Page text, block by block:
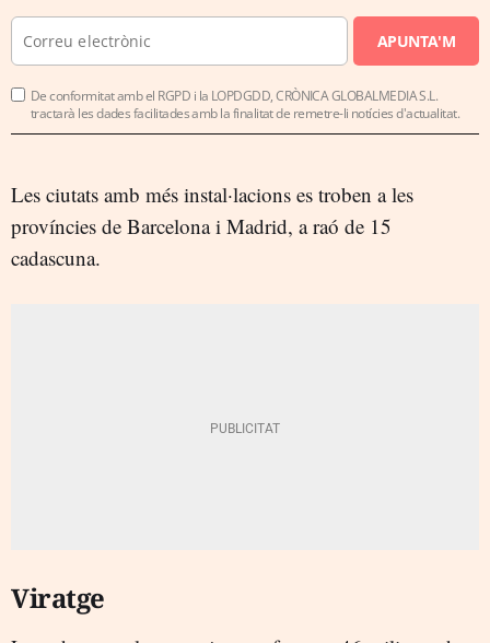
APUNTA'M
De conformitat amb el RGPD i la LOPDGDD, CRÒNICA GLOBALMEDIA S.L.
tractarà les dades facilitades amb la finalitat de remetre-li notícies d'actualitat.
Les ciutats amb més instal·lacions es troben a les
províncies de Barcelona i Madrid, a raó de 15
cadascuna.
Viratge